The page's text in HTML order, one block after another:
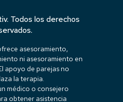
Todos los derechos
asesoramiento,
ni asesoramiento en
apoyo de parejas no
la terapia.
médico o consejero
obtener asistencia